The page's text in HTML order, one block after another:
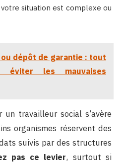
situation est complexe ou
ou dépôt de garantie : tout
éviter les mauvaises
un travailleur social s’avère
organismes réservent des
suivis par des structures
pas ce levier, surtout si